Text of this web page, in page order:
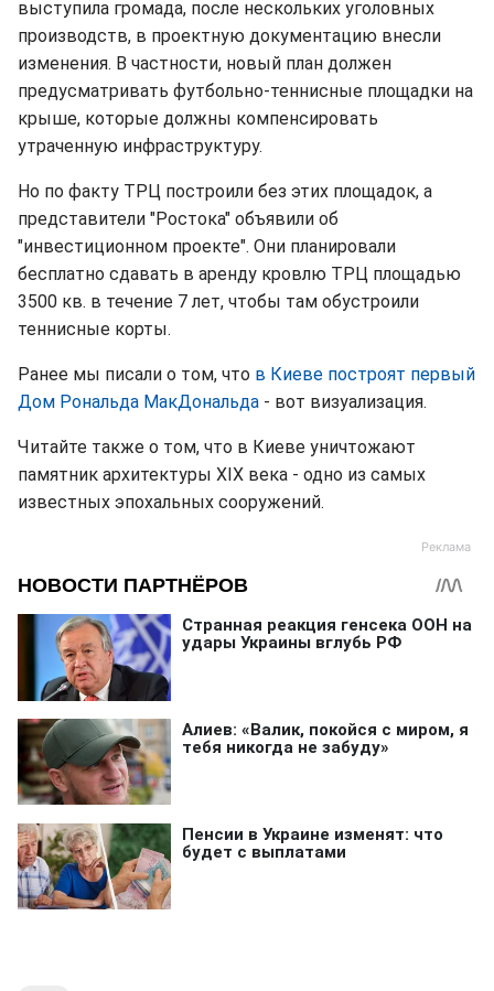
выступила громада, после нескольких уголовных
производств, в проектную документацию внесли
изменения. В частности, новый план должен
предусматривать футбольно-теннисные площадки на
крыше, которые должны компенсировать
утраченную инфраструктуру.
Но по факту ТРЦ построили без этих площадок, а
представители "Ростока" объявили об
"инвестиционном проекте". Они планировали
бесплатно сдавать в аренду кровлю ТРЦ площадью
3500 кв. в течение 7 лет, чтобы там обустроили
теннисные корты.
Ранее мы писали о том, что в Киеве построят первый
Дом Рональда МакДональда - вот визуализация.
Читайте также о том, что в Киеве уничтожают
памятник архитектуры XIX века - одно из самых
известных эпохальных сооружений.